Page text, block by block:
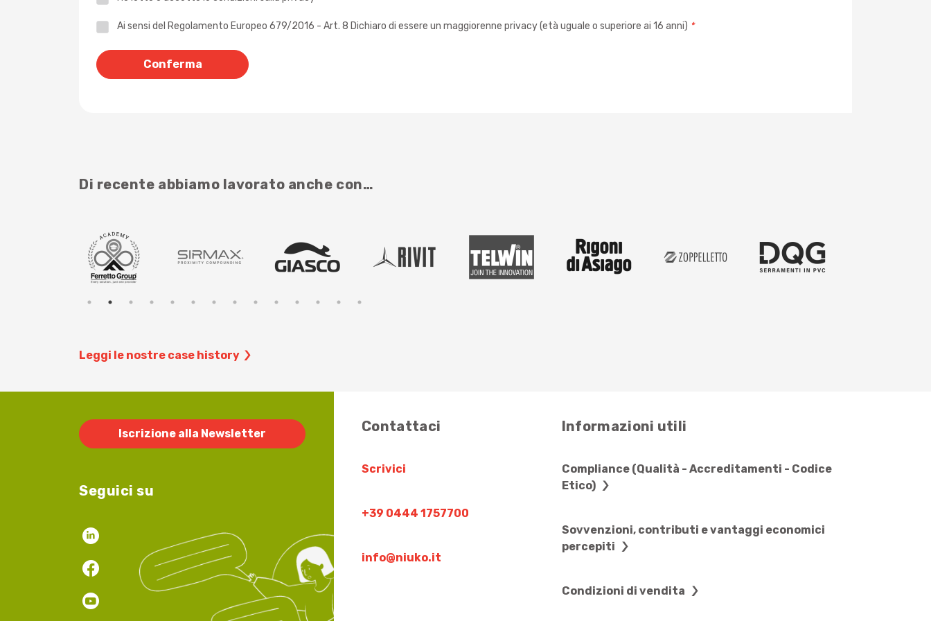
PrivacyAi sensi del Regolamento Europeo 679/2016 - Art. 8 Dichiaro di essere un maggiorenne privacy (età uguale o superiore ai 16 anni) *
Di recente abbiamo lavorato anche con…
Leggi le nostre case history
Iscrizione alla Newsletter
Seguici su
Contattaci
Scrivici
+39 0444 1757700
info@niuko.it
Informazioni utili
Compliance (Qualità - Accreditamenti - Codice
Etico)
Sovvenzioni, contributi e vantaggi economici
percepiti
Condizioni di vendita